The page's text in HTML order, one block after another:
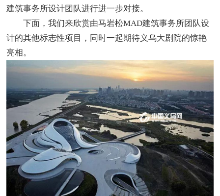
建筑事务所设计团队进行进一步对接。
下面，我们来欣赏由马岩松MAD建筑事务所团队设
计的其他标志性项目，同时一起期待义乌大剧院的惊艳
亮相。